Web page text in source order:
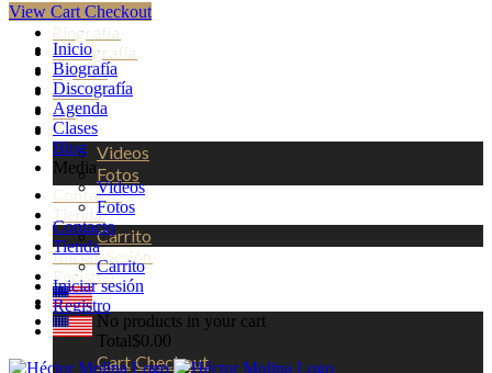
Inicio
Biografía
Discografía
Agenda
Clases
Blog
Media
Videos
Fotos
Contacto
Tienda
Carrito
Iniciar Sesión
Registro
No products in your cart
Total$0.00
Cart Checkout
View Cart Checkout
Inicio
Biografía
Discografía
Agenda
Clases
Blog
Media
Videos
Fotos
Contacto
Tienda
Carrito
Iniciar sesión
Registro